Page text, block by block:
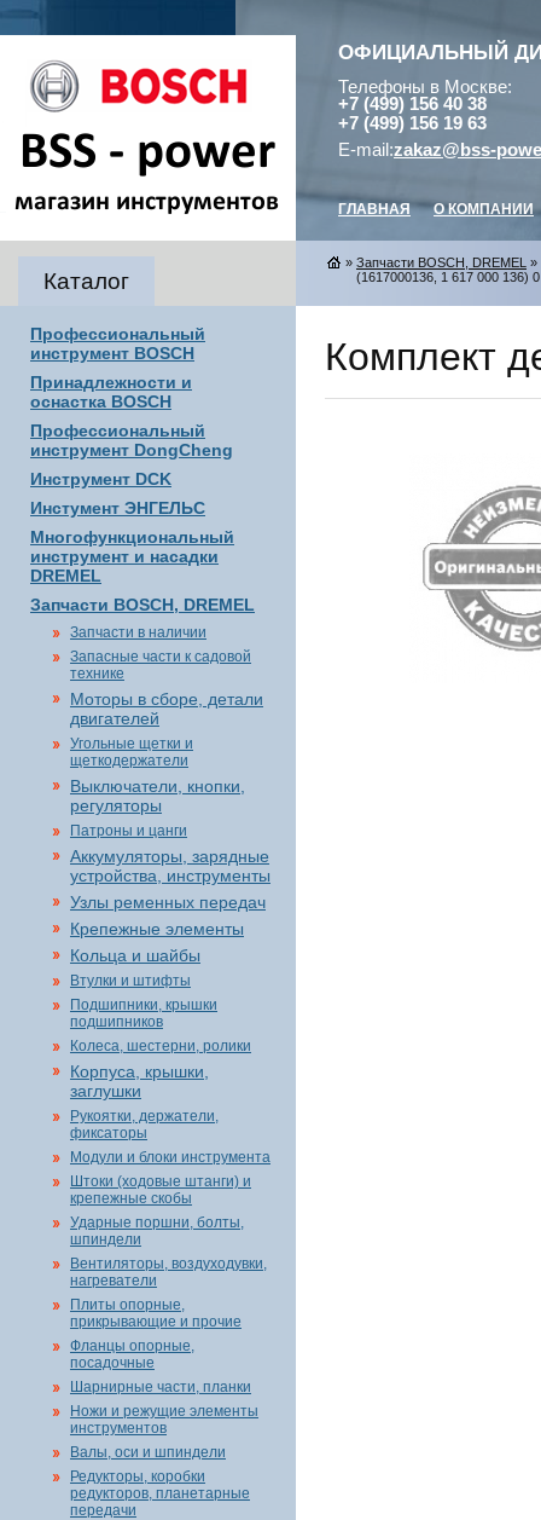
ОФИЦИАЛЬНЫЙ
Телефоны в Москве:
+7 (499) 156 40 38
+7 (499) 156 19 63
E-mail:zakaz@bss-
ГЛАВНАЯ О КОМПАНИИ
Каталог
Профессиональный
инструмент BOSCH
Принадлежности и
оснастка BOSCH
Профессиональный
инструмент DongCheng
Инструмент DCK
Инстумент ЭНГЕЛЬС
Многофункциональный
инструмент и насадки
DREMEL
Запчасти BOSCH, DREMEL
Запчасти в наличии
Запасные части к садовой
технике
Моторы в сборе, детали
двигателей
Угольные щетки и
щеткодержатели
Выключатели, кнопки,
регуляторы
Патроны и цанги
Аккумуляторы, зарядные
устройства, инструменты
Узлы ременных передач
Крепежные элементы
Кольца и шайбы
Втулки и штифты
Подшипники, крышки
подшипников
Колеса, шестерни, ролики
Корпуса, крышки,
заглушки
Рукоятки, держатели,
фиксаторы
Модули и блоки инструмента
Штоки (ходовые штанги) и
крепежные скобы
Ударные поршни, болты,
шпиндели
Вентиляторы, воздуходувки,
нагреватели
Плиты опорные,
прикрывающие и прочие
Фланцы опорные,
посадочные
Шарнирные части, планки
Ножи и режущие элементы
инструментов
Валы, оси и шпиндели
Редукторы, коробки
редукторов, планетарные
передачи
» Запчасти BOSCH, DREMEL »
(1617000136, 1 617 000 136)
Комплект